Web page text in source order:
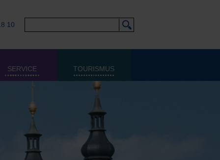
10
SERVICE TOURISMUS